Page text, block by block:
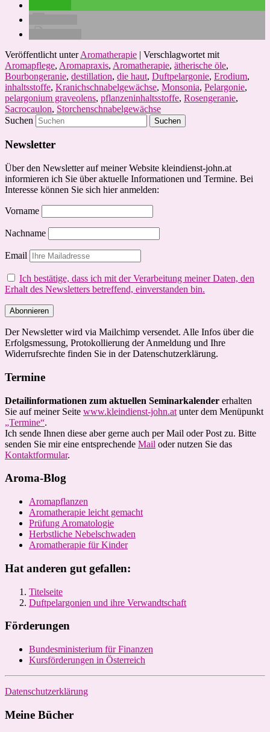
Veröffentlicht unter Aromatherapie | Verschlagwortet mit
Aromapflege, Aromapraxis, Aromatherapie, ätherische öle,
Bourbongeranie, destillation, die haut, Duftpelargonie, Erodium,
inhaltsstoffe, Kranichschnabelgewächse, Monsonia, Pelargonie,
pelargonium graveolens, pflanzeninhaltsstoffe, Rosengeranie,
Sacrocaulon, Storchenschnabelgewächse
Suchen
Newsletter
Über den Newsletter auf meiner Website kleindienst-john.at
informieren ich Sie über aktuelle Informationen und Termine. Bei
Interesse können Sie sich hier anmelden:
Vorname
Nachname
Email
Ich bestätige, dass ich mit der Verarbeitung meiner Daten, den
Erhalt des Newsletters betreffend, einverstanden bin.
Der Newsletter wird via Mailchimp versendet. Alle Infos über die
Erfolgsmessung, Protokollierung der Anmeldung und Ihre
Widerrufsrechte finden Sie in der Datenschutzerklärung.
Termine
Detailinformationen zum aktuellen Seminarkalender erhalten
Sie auf meiner Seite www.kleindienst-john.at unter dem Menüpunkt
„Termine“.
Ich sende Ihnen diese aber gerne auch per Mail oder Post zu. Bitte
senden Sie mir eine entsprechende Mail oder nutzen Sie das
Kontaktformular.
Aroma-Blog
Aromapflanzen
Aromatherapie leicht gemacht
Prüfung Aromatologie
Herbstliche Nebelschwaden
Aromatherapie für Kinder
Hat anderen gut gefallen:
Titelseite
Duftpelargonien und ihre Verwandtschaft
Förderungen
Bundesministerium für Finanzen
Kursförderungen in Österreich
Datenschutzerklärung
Meine Bücher